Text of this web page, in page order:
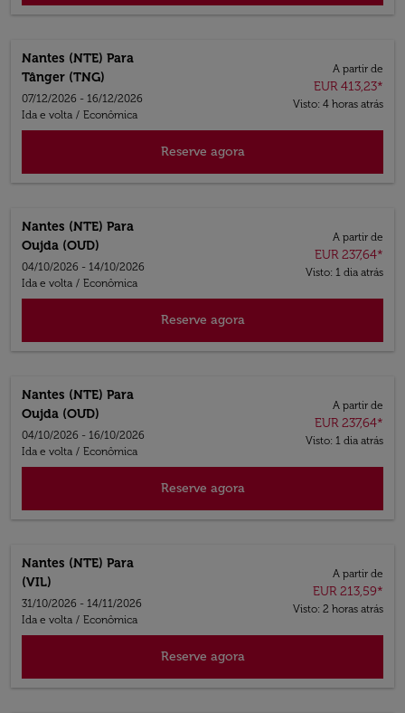
Nantes (NTE) Para
Tânger (TNG)
07/12/2026 - 16/12/2026
Ida e volta / Econômica
A partir de
EUR 413,23*
Visto: 4 horas atrás
Reserve agora
Nantes (NTE) Para
Oujda (OUD)
04/10/2026 - 14/10/2026
Ida e volta / Econômica
A partir de
EUR 237,64*
Visto: 1 dia atrás
Reserve agora
Nantes (NTE) Para
Oujda (OUD)
04/10/2026 - 16/10/2026
Ida e volta / Econômica
A partir de
EUR 237,64*
Visto: 1 dia atrás
Reserve agora
Nantes (NTE) Para
(VIL)
31/10/2026 - 14/11/2026
Ida e volta / Econômica
A partir de
EUR 213,59*
Visto: 2 horas atrás
Reserve agora